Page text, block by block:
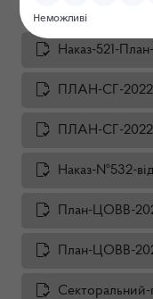
Наказ-521-
ПЛАН-СГ-
ПЛАН-СГ-
Наказ-№532-
План-ЦОВВ-
План-ЦОВВ-